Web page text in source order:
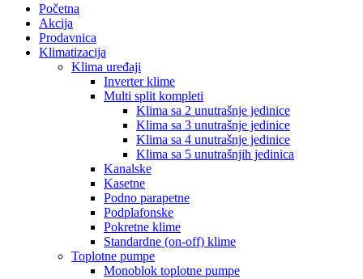
Početna
Akcija
Prodavnica
Klimatizacija
Klima uređaji
Inverter klime
Multi split kompleti
Klima sa 2 unutrašnje jedinice
Klima sa 3 unutrašnje jedinice
Klima sa 4 unutrašnje jedinice
Klima sa 5 unutrašnjih jedinica
Kanalske
Kasetne
Podno parapetne
Podplafonske
Pokretne klime
Standardne (on-off) klime
Toplotne pumpe
Monoblok toplotne pumpe